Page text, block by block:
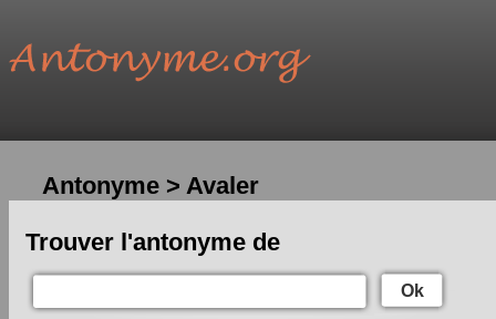
Antonyme > Avaler
Trouver l'antonyme de
Ok